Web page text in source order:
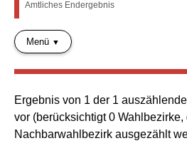
Amtliches Endergebnis
Menü
Ergebnis von 1 der 1
vor (berücksichtigt 0
Nachbarwahlbezirk ausgezählt